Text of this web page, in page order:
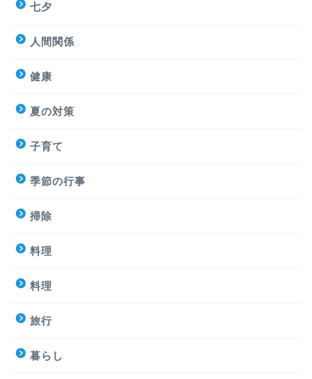
七夕
人間関係
健康
夏の対策
子育て
季節の行事
掃除
料理
料理
旅行
暮らし